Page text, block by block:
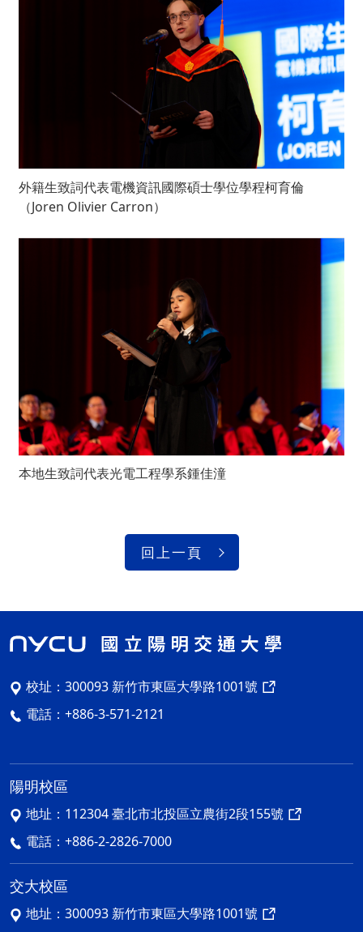
外籍生致詞代表電機資訊國際碩士學位學程柯育倫
（Joren Olivier Carron）
本地生致詞代表光電工程學系鍾佳潼
回上一頁
校址： 300093 新竹市東區大學路1001號
電話： +886-3-571-2121
陽明校區
地址： 112304 臺北市北投區立農街2段155號
電話： +886-2-2826-7000
交大校區
地址： 300093 新竹市東區大學路1001號